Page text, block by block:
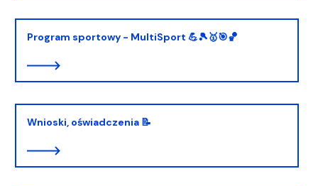
Program sportowy - MultiSport 💪🎾🥇🎯🏀
Wnioski, oświadczenia 📝